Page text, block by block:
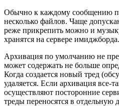
Обычно к каждому сообщению
несколько файлов. Чаще
реже прикрепить можно и
хранятся на сервере имиджборда.
Архивация по умолчанию не
может содержать не больше
Когда создается новый тред
удаляется. Если архивация все-
осуществляют посторонние
треды переносятся в отдельную